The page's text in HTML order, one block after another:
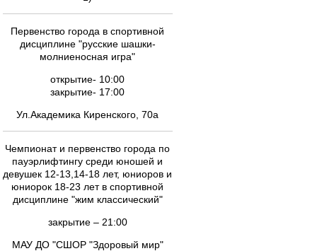
Первенство города в спортивной
дисциплине "русские шашки-
молниеносная игра"
открытие- 10:00
закрытие- 17:00
Ул.Академика Киренского, 70а
Чемпионат и первенство города по
пауэрлифтингу cреди юношей и
девушек 12-13,14-18 лет, юниоров и
юниорок 18-23 лет в спортивной
дисциплине "жим классический"
закрытие – 21:00
МАУ ДО "СШОР "Здоровый мир"